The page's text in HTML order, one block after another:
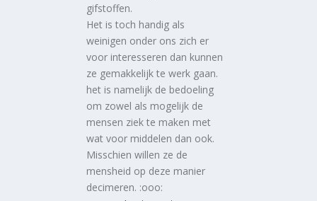
gifstoffen.
Het is toch handig als
weinigen onder ons zich er
voor interesseren dan kunnen
ze gemakkelijk te werk gaan.
het is namelijk de bedoeling
om zowel als mogelijk de
mensen ziek te maken met
wat voor middelen dan ook.
Misschien willen ze de
mensheid op deze manier
decimeren. :ooo: